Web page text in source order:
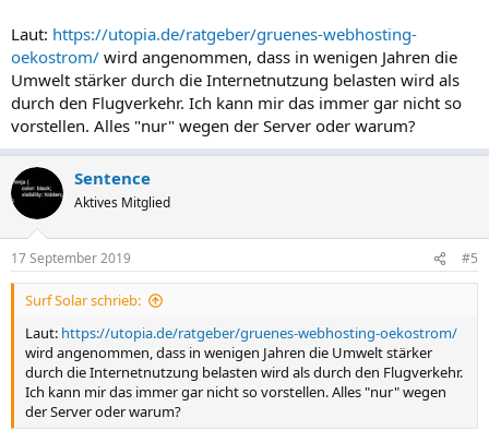
Laut: https://utopia.de/ratgeber/gruenes-webhosting-
oekostrom/ wird angenommen, dass in wenigen Jahren die
Umwelt stärker durch die Internetnutzung belasten wird als
durch den Flugverkehr. Ich kann mir das immer gar nicht so
vorstellen. Alles "nur" wegen der Server oder warum?
Sentence
Aktives Mitglied
17 September 2019 #5
Surf Solar schrieb:
Laut: https://utopia.de/ratgeber/gruenes-webhosting-oekostrom/
wird angenommen, dass in wenigen Jahren die Umwelt stärker
durch die Internetnutzung belasten wird als durch den Flugverkehr.
Ich kann mir das immer gar nicht so vorstellen. Alles "nur" wegen
der Server oder warum?